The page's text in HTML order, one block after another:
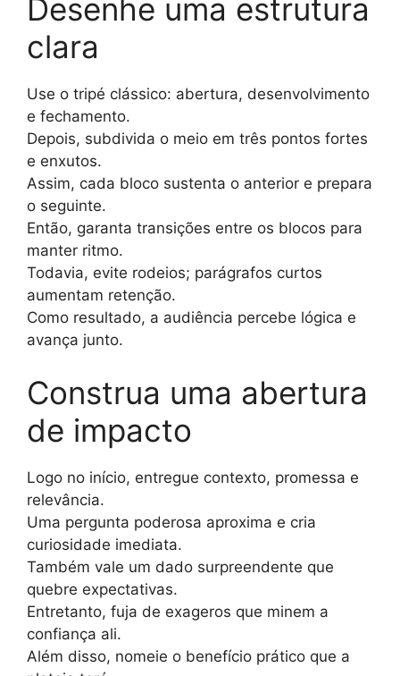
Desenhe uma estrutura
clara
Use o tripé clássico: abertura, desenvolvimento
e fechamento.
Depois, subdivida o meio em três pontos fortes
e enxutos.
Assim, cada bloco sustenta o anterior e prepara
o seguinte.
Então, garanta transições entre os blocos para
manter ritmo.
Todavia, evite rodeios; parágrafos curtos
aumentam retenção.
Como resultado, a audiência percebe lógica e
avança junto.
Construa uma abertura
de impacto
Logo no início, entregue contexto, promessa e
relevância.
Uma pergunta poderosa aproxima e cria
curiosidade imediata.
Também vale um dado surpreendente que
quebre expectativas.
Entretanto, fuja de exageros que minem a
confiança ali.
Além disso, nomeie o benefício prático que a